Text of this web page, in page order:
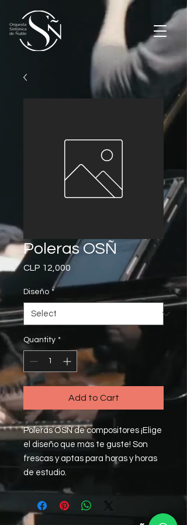
Poleras OSÑ
CLP 12,000
Diseño *
Quantity *
Add to Cart
Poleras OSÑ de compositores ¡Elige
el diseño que más te guste! Son
frescas y aptas para horas y horas
de estudio.